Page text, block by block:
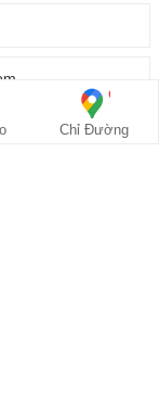
Chỉ Đường